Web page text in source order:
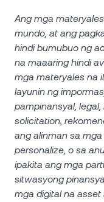
Ang mga
mundo, at ang
hindi bumubuo ng
na maaaring hindi
mga materyales na
layunin ng
pampinansyal,
solicitation,
ang alinman sa
personalize, o sa
ipakita ang mga
sitwasyong
mga digital na